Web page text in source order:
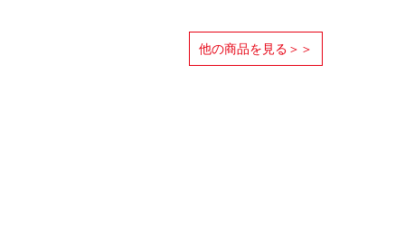
他の商品を見る＞＞